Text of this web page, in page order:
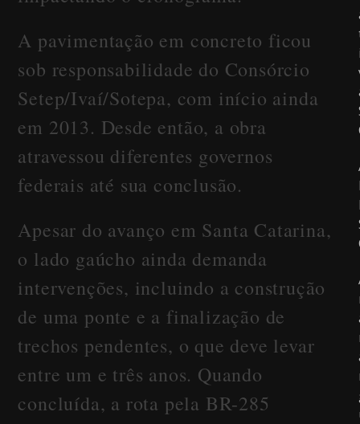
A pavimentação em concreto ficou
sob responsabilidade do Consórcio
Setep/Ivaí/Sotepa, com início ainda
em 2013. Desde então, a obra
atravessou diferentes governos
federais até sua conclusão.
Apesar do avanço em Santa Catarina,
o lado gaúcho ainda demanda
intervenções, incluindo a construção
de uma ponte e a finalização de
trechos pendentes, o que deve levar
entre um e três anos. Quando
concluída, a rota pela BR-285